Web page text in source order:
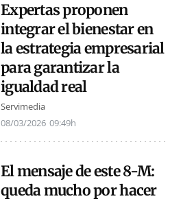
Expertas proponen
integrar el bienestar en
la estrategia empresarial
para garantizar la
igualdad real
Servimedia
08/03/2026 09:49h
El mensaje de este 8-M:
queda mucho por hacer